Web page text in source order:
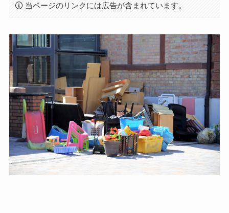
当ページのリンクには広告が含まれています。